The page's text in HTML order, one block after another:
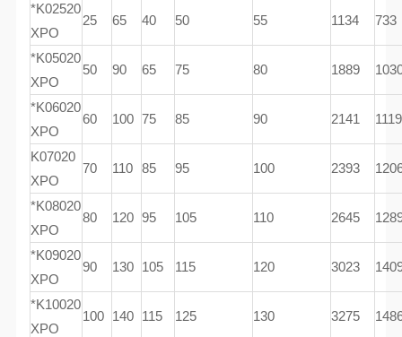
*K02520
XPO
25 65 40 50 55 1134 733
*K05020
XPO
50 90 65 75 80 1889
*K06020
XPO
60 100 75 85 90 2141 1119
K07020
XPO
70 110 85 95 100 2393
*K08020
XPO
80 120 95 105 110 2645
*K09020
XPO
90 130 105 115 120 3023
*K10020
XPO
100 140 115 125 130 3275